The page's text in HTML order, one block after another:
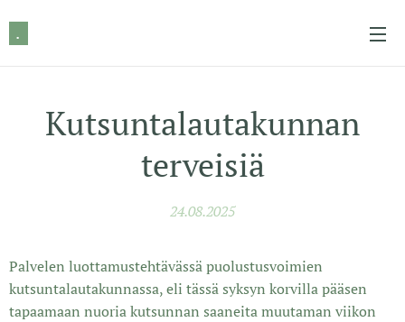
.
Kutsuntalautakunnan
terveisiä
24.08.2025
Palvelen luottamustehtävässä puolustusvoimien
kutsuntalautakunnassa, eli tässä syksyn korvilla pääsen
tapaamaan nuoria kutsunnan saaneita muutaman viikon